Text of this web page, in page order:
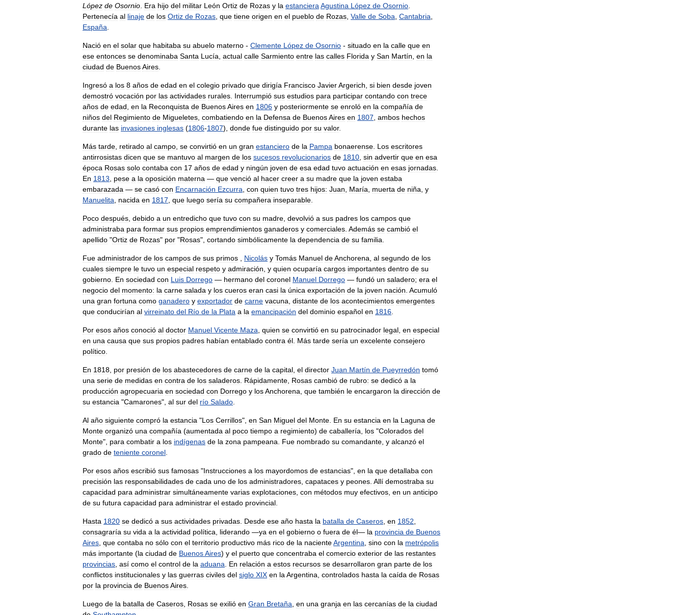
López de Osornio. Era hijo del militar León Ortiz de Rozas y la estancieraAgustina López de Osornio.
Pertenecía al linaje de los Ortiz de Rozas, que tiene origen en el pueblo de Rozas, Valle de Soba, Cantabria,
España.
Nació en el solar que habitaba su abuelo materno - Clemente López de Osornio - situado en la calle que en
ese entonces se denominaba Santa Lucía, actual calle Sarmiento entre las calles Florida y San Martín, en la
ciudad de BuenosAires.
Ingresó a los 8 años de edad en el colegio privado que dirigía Francisco JavierArgerich, si bien desde joven
demostró vocación por las actividades rurales. Interrumpió sus estudios para participar contando con trece
años de edad, en la Reconquista de BuenosAires en 1806 y posteriormente se enroló en la compañía de
niños del Regimiento de Migueletes, combatiendo en la Defensa de BuenosAires en 1807, ambos hechos
durante las invasiones inglesas (1806-1807), donde fue distinguido por su valor.
Más tarde, retirado al campo, se convirtió en un gran estanciero de la Pampa bonaerense. Los escritores
antirrosistas dicen que se mantuvo al margen de los sucesos revolucionarios de 1810, sin advertir que en esa
época Rosas solo contaba con 17 años de edad y ningún joven de esa edad tuvo actuación en esas jornadas.
En 1813, pese a la oposición materna — que venció al hacer creer a su madre que la joven estaba
embarazada — se casó con Encarnación Ezcurra, con quien tuvo tres hijos: Juan, María, muerta de niña, y
Manuelita, nacida en 1817, que luego sería su compañera inseparable.
Poco después, debido a un entredicho que tuvo con su madre, devolvió a sus padres los campos que
administraba para formar sus propios emprendimientos ganaderos y comerciales. Además se cambió el
apellido "Ortiz de Rozas" por "Rosas", cortando simbólicamente la dependencia de su familia.
Fue administrador de los campos de sus primos , Nicolás y Tomás Manuel deAnchorena, al segundo de los
cuales siempre le tuvo un especial respeto y admiración, y quien ocuparía cargos importantes dentro de su
gobierno. En sociedad con Luis Dorrego — hermano del coronel Manuel Dorrego — fundó un saladero; era el
negocio del momento: la carne salada y los cueros eran casi la única exportación de la joven nación. Acumuló
una gran fortuna como ganadero y exportador de carne vacuna, distante de los acontecimientos emergentes
que conducirían al virreinato del Río de la Plata a la emancipación del dominio español en 1816.
Por esos años conoció al doctor Manuel Vicente Maza, quien se convirtió en su patrocinador legal, en especial
en una causa que sus propios padres habían entablado contra él. Más tarde sería un excelente consejero
político.
En 1818, por presión de los abastecedores de carne de la capital, el director Juan Martín de Pueyrredón tomó
una serie de medidas en contra de los saladeros. Rápidamente, Rosas cambió de rubro: se dedicó a la
producción agropecuaria en sociedad con Dorrego y losAnchorena, que también le encargaron la dirección de
su estancia "Camarones", al sur del río Salado.
Al año siguiente compró la estancia "Los Cerrillos", en San Miguel del Monte. En su estancia en la Laguna de
Monte organizó una compañía (aumentada al poco tiempo a regimiento) de caballería, los "Colorados del
Monte", para combatir a los indígenas de la zona pampeana. Fue nombrado su comandante, y alcanzó el
grado de teniente coronel.
Por esos años escribió sus famosas "Instrucciones a los mayordomos de estancias", en la que detallaba con
precisión las responsabilidades de cada uno de los administradores, capataces y peones. Allí demostraba su
capacidad para administrar simultáneamente varias explotaciones, con métodos muy efectivos, en un anticipo
de su futura capacidad para administrar el estado provincial.
Hasta 1820 se dedicó a sus actividades privadas. Desde ese año hasta la batalla de Caseros, en 1852,
consagraría su vida a la actividad política, liderando —ya en el gobierno o fuera de él— la provincia de Buenos
Aires, que contaba no sólo con el territorio productivo más rico de la nacienteArgentina, sino con la metrópolis
más importante (la ciudad de BuenosAires) y el puerto que concentraba el comercio exterior de las restantes
provincias, así como el control de la aduana. En relación a estos recursos se desarrollaron gran parte de los
conflictos institucionales y las guerras civiles del siglo XIX en laArgentina, controlados hasta la caída de Rosas
por la provincia de BuenosAires.
Luego de la batalla de Caseros, Rosas se exilió en Gran Bretaña, en una granja en las cercanías de la ciudad